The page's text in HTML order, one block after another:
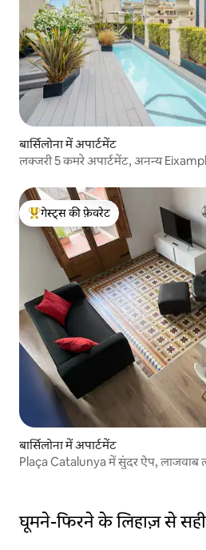
बार्सिलोना में अपार्टमेंट
लक्जरी 5 कमरे अपार्टमेंट, अनन्य
गेस्ट्स का टॉप फ़ेवरेट
गेस्ट्स की फ़ेवरेट
बार्सिलोना में अपार्टमेंट
Plaça Catalunya में सुंदर ऐप, लाजवाब
घूमने-फिरने के लिहाज़ से